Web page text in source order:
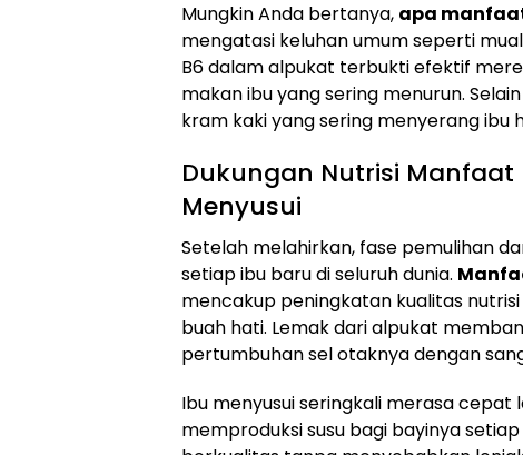
Mungkin Anda bertanya, apa
mengatasi keluhan umum seperti
B6 dalam alpukat terbukti efektif
makan ibu yang sering menurun.
kram kaki yang sering menyerang ibu
Dukungan Nutrisi
Menyusui
Setelah melahirkan, fase pemulihan
setiap ibu baru di seluruh dunia.
mencakup peningkatan kualitas
buah hati. Lemak dari alpukat
pertumbuhan sel otaknya dengan
Ibu menyusui seringkali merasa
memproduksi susu bagi bayinya